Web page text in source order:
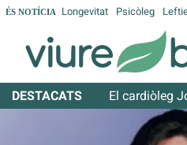
ÉS NOTÍCIA Longevitat Psicòleg
DESTACATS El cardiòleg